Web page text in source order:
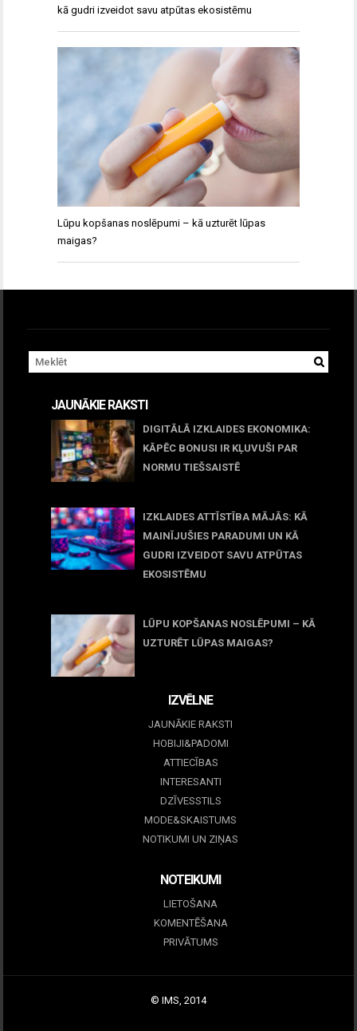
kā gudri izveidot savu atpūtas ekosistēmu
Lūpu kopšanas noslēpumi – kā uzturēt lūpas
maigas?
JAUNĀKIE RAKSTI
DIGITĀLĀ IZKLAIDES EKONOMIKA:
KĀPĒC BONUSI IR KĻUVUŠI PAR
NORMU TIEŠSAISTĒ
IZKLAIDES ATTĪSTĪBA MĀJĀS: KĀ
MAINĪJUŠIES PARADUMI UN KĀ
GUDRI IZVEIDOT SAVU ATPŪTAS
EKOSISTĒMU
LŪPU KOPŠANAS NOSLĒPUMI – KĀ
UZTURĒT LŪPAS MAIGAS?
IZVĒLNE
JAUNĀKIE RAKSTI
HOBIJI&PADOMI
ATTIECĪBAS
INTERESANTI
DZĪVESSTILS
MODE&SKAISTUMS
NOTIKUMI UN ZIŅAS
NOTEIKUMI
LIETOŠANA
KOMENTĒŠANA
PRIVĀTUMS
© IMS, 2014